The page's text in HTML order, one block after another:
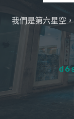
我們是第六星空